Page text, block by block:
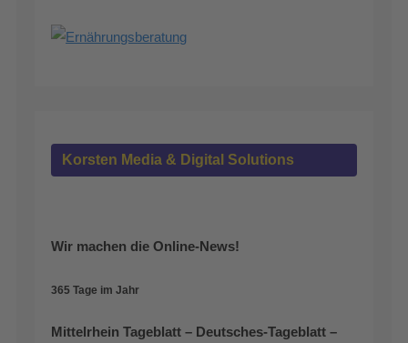
Korsten Media & Digital Solutions
Wir machen die Online-News!
365 Tage im Jahr
Mittelrhein Tageblatt – Deutsches-Tageblatt –